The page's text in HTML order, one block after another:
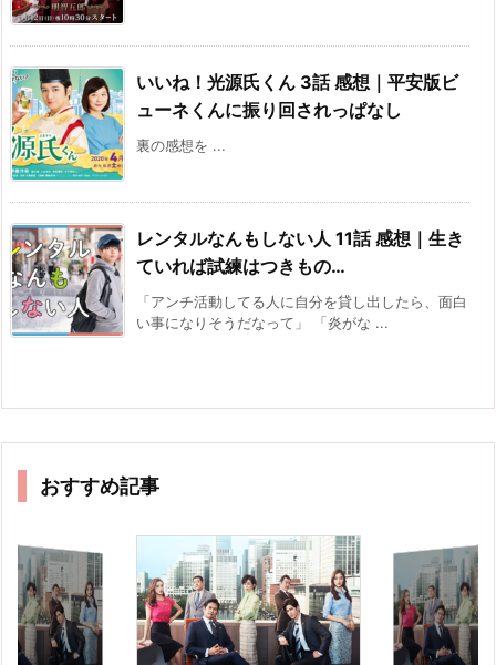
いいね！光源氏くん 3話 感想｜平安版ビ
ューネくんに振り回されっぱなし
裏の感想を ...
レンタルなんもしない人 11話 感想｜生き
ていれば試練はつきもの…
「アンチ活動してる人に自分を貸し出したら、面白
い事になりそうだなって」 「炎がな ...
おすすめ記事